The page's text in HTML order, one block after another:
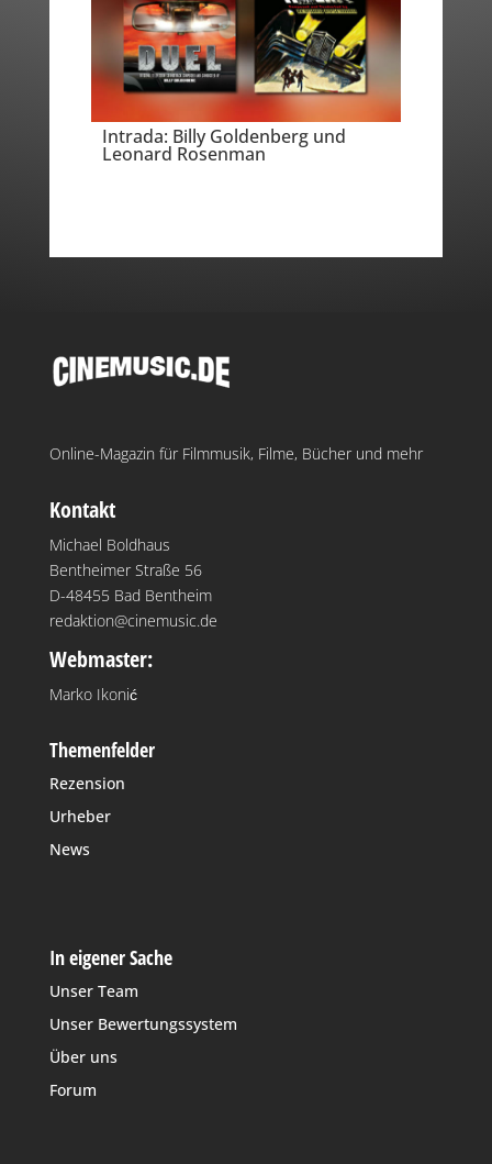
Intrada: Billy Goldenberg und
Leonard Rosenman
Online-Magazin für Filmmusik, Filme, Bücher und mehr
Kontakt
Michael Boldhaus
Bentheimer Straße 56
D-48455 Bad Bentheim
redaktion@cinemusic.de
Webmaster:
Marko Ikonić
Themenfelder
Rezension
Urheber
News
In eigener Sache
Unser Team
Unser Bewertungssystem
Über uns
Forum